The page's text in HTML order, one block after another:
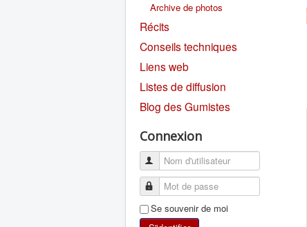
Archive de photos
Récits
Conseils techniques
Liens web
Listes de diffusion
Blog des Gumistes
Connexion
Se souvenir de moi